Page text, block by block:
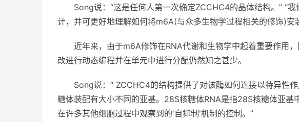
Song说：“这是任何人第一次确定ZCCHC4的晶体结构。” “
计，并可更好地理解如何将m6A(与众多生物学过程相关的修饰)安
近年来，由于m6A修饰在RNA代谢和生物学中起着重要作用
改进行动态编程并在单元中进行分配仍然知之甚少。
Song说：“ ZCCHC4的结构提供了对该酶如何连接以特异性
糖体装配有大小不同的亚基。28S核糖体RNA是指28S核糖体亚基
在许多其他细胞过程中观察到的'自抑制'机制的控制。”